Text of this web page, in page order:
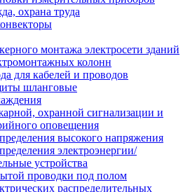
охрана труда
монтажа электросети зданий
колонн
для кабелей и проводов
шланговые
охранной сигнализации и
оповещения
высокого напряжения
электроэнергии/
устройства
проводки под полом
распределительных